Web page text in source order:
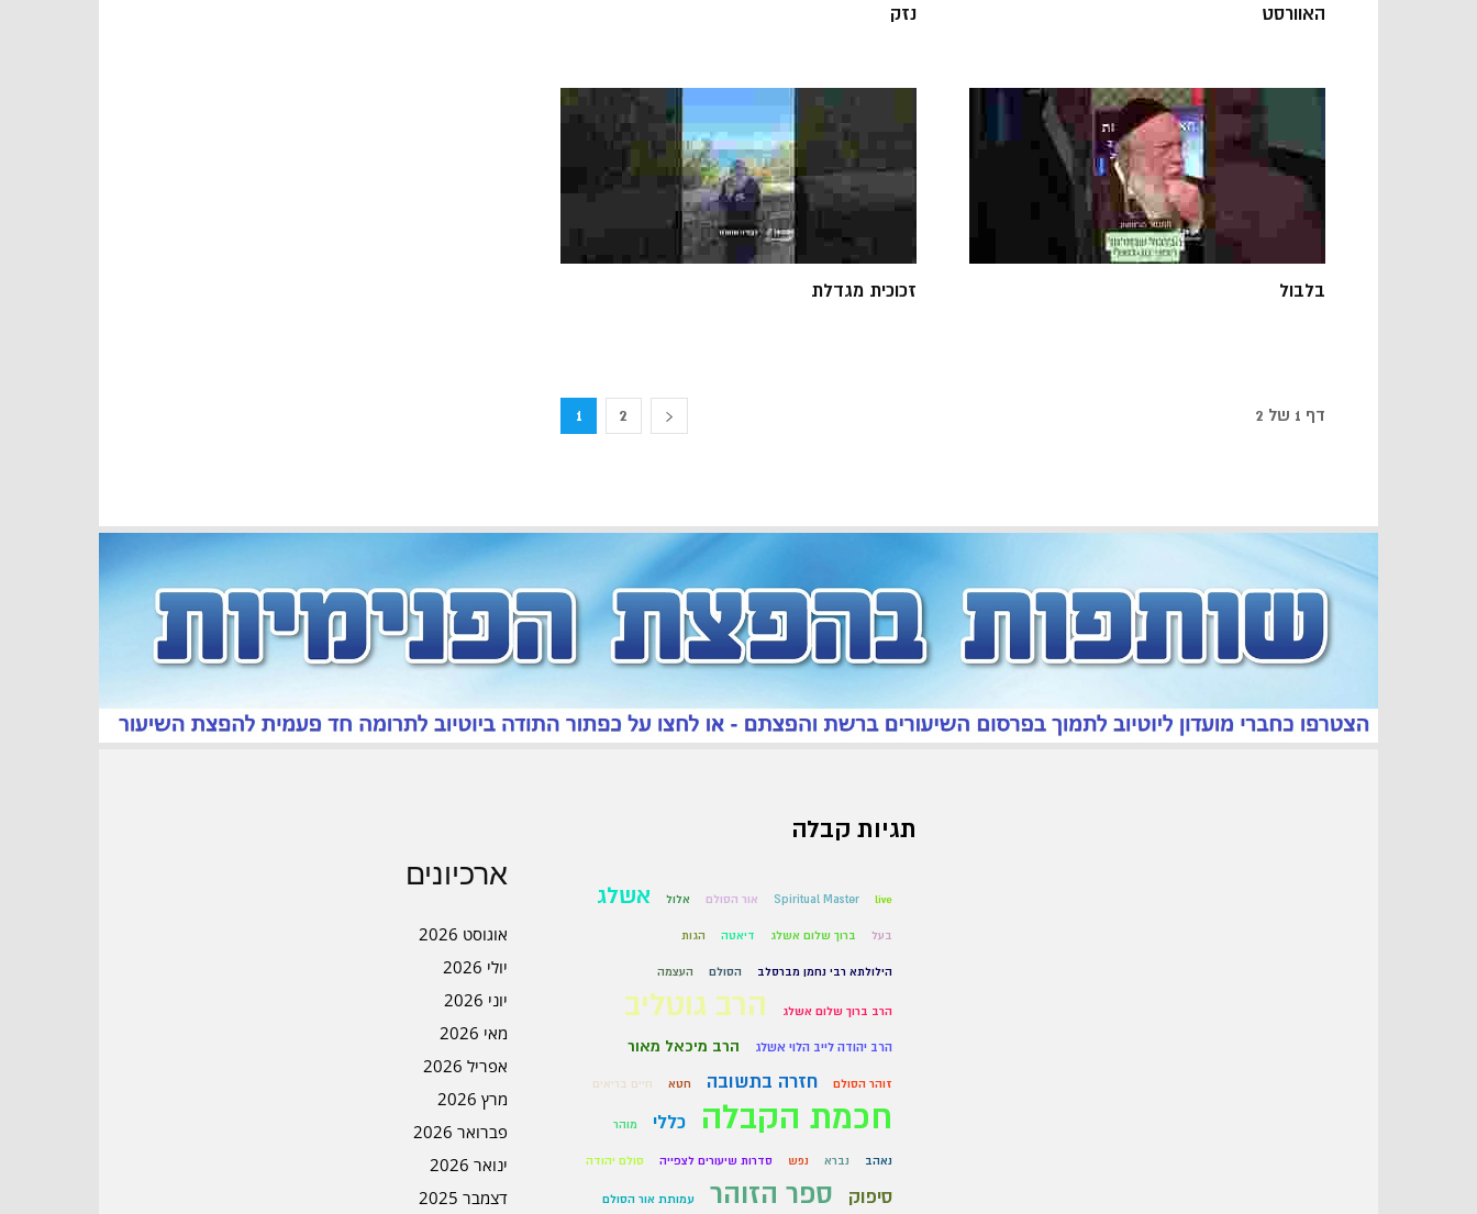
נזק האוורסט
זכוכית מגדלת בלבול
1 2 דף 1 של 2
ארכיונים
אוגוסט 2026
יולי 2026
יוני 2026
מאי 2026
אפריל 2026
מרץ 2026
פברואר 2026
ינואר 2026
דצמבר 2025
תגיות קבלה
live
Spiritual Master אור הסולם אלול אשלג
בעל ברוך שלום אשלג דיאטה הגות
הילולתא רבי נחמן מברסלב הסולם העצמה
הרב ברוך שלום אשלג הרב גוטליב
הרב יהודה לייב הלוי אשלג הרב מיכאל מאור
זוהר הסולם חזרה בתשובה חטא חיים בריאים
חכמת הקבלה כללי מוהר
נאהב נברא נפש סדרות שיעורים לצפייה סולם יהודה
סיפוק ספר הזוהר עמותת אור הסולם